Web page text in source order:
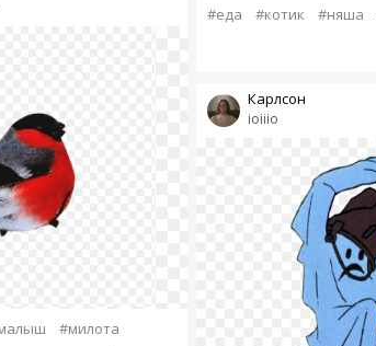
#милота
#еда #котик #няша
ioiiio
Карлсон